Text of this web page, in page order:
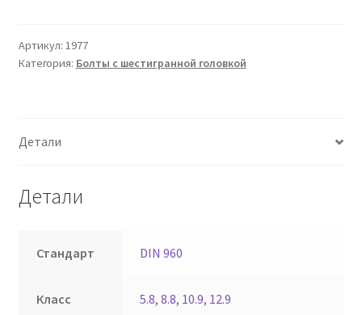
Артикул: 1977
Категория: Болты с шестигранной головкой
Детали
Детали
Стандарт DIN 960
Класс
5.8,8.8, 10.9, 12.9